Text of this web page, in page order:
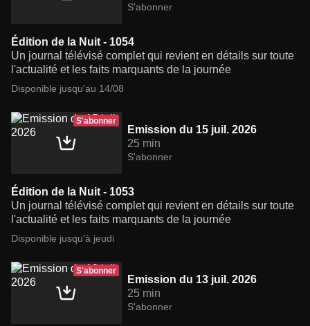
S'abonner
Édition de la Nuit - 1054
Un journal télévisé complet qui revient en détails sur toute
l'actualité et les faits marquants de la journée
Disponible jusqu'au 14/08
S'abonner
Emission du 15 juil. 2026
25 min
S'abonner
Édition de la Nuit - 1053
Un journal télévisé complet qui revient en détails sur toute
l'actualité et les faits marquants de la journée
Disponible jusqu'à jeudi
S'abonner
Emission du 13 juil. 2026
25 min
S'abonner